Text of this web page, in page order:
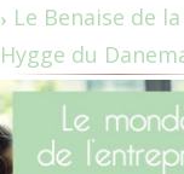
Le Benaise de
Hygge du